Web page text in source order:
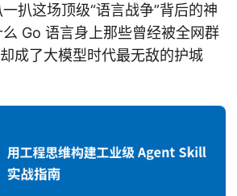
扒这场顶级“语言战争”背后的神
Go 语言身上那些曾经被全网群
成了大模型时代最无敌的护城